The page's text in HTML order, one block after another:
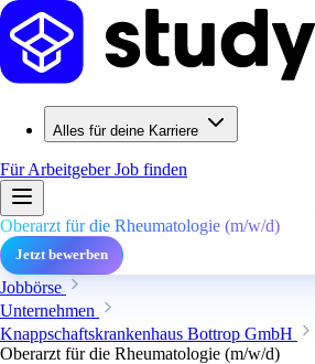
Alles für deine Karriere
Für ArbeitgeberJob finden
Oberarzt für die Rheumatologie (m/w/d)
Jetzt bewerben
Jobbörse
Unternehmen
Knappschaftskrankenhaus Bottrop GmbH
Oberarzt für die Rheumatologie (m/w/d)